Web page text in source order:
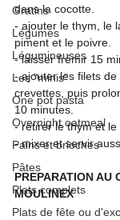
Gratins
Légumes
Légumineuses
Les "minis"
One pot pasta
Overnight oatmeal
Pains et brioches
Pâtes
Plats complets
Plats de fête ou
dans la cocotte.
- ajouter le thym, le
piment et le poivre.
- laisser frémir 15
- ajouter les filets
crevettes, puis
10 minutes.
- retirer le thym et le
- mixer et servir
PREPARATION AU
MOULINEX